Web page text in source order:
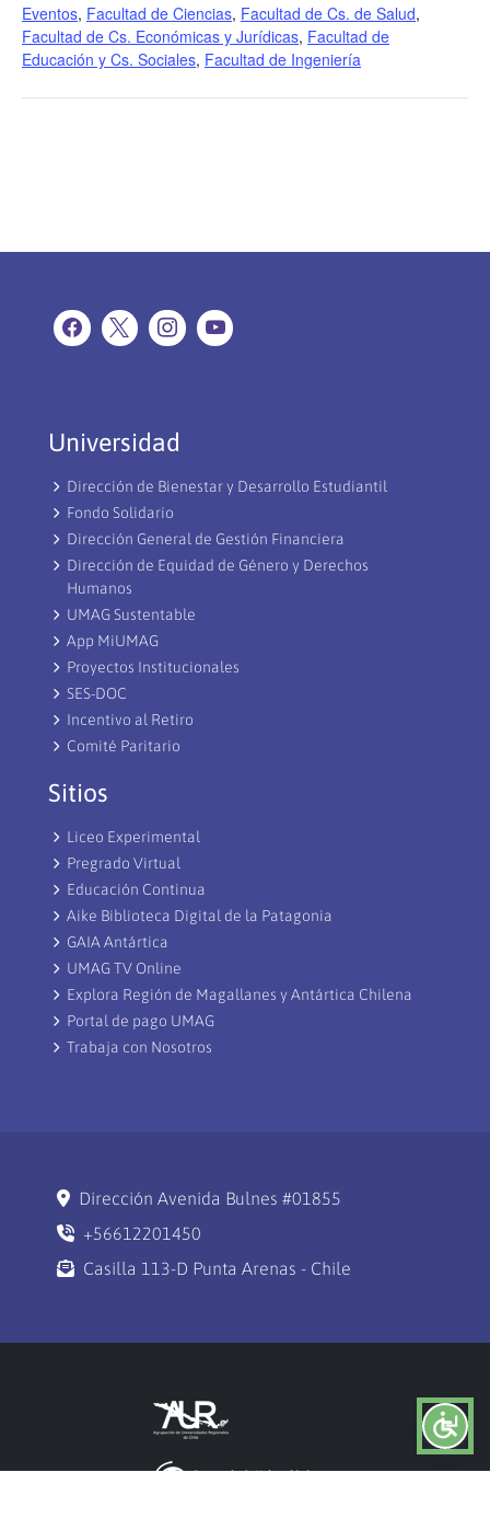
Eventos, Facultad de Ciencias, Facultad de Cs. de Salud,
Facultad de Cs. Económicas y Jurídicas, Facultad de
Educación y Cs. Sociales, Facultad de Ingeniería
Universidad
Dirección de Bienestar y Desarrollo Estudiantil
Fondo Solidario
Dirección General de Gestión Financiera
Dirección de Equidad de Género y Derechos
Humanos
UMAG Sustentable
App MiUMAG
Proyectos Institucionales
SES-DOC
Incentivo al Retiro
Comité Paritario
Sitios
Liceo Experimental
Pregrado Virtual
Educación Continua
Aike Biblioteca Digital de la Patagonia
GAIA Antártica
UMAG TV Online
Explora Región de Magallanes y Antártica Chilena
Portal de pago UMAG
Trabaja con Nosotros
Dirección Avenida Bulnes #01855
+56612201450
Casilla 113-D Punta Arenas - Chile